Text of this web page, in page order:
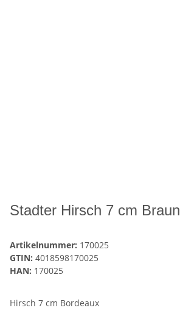
Stadter Hirsch 7 cm Braun
Artikelnummer: 170025
GTIN: 4018598170025
HAN: 170025
Hirsch 7 cm Bordeaux